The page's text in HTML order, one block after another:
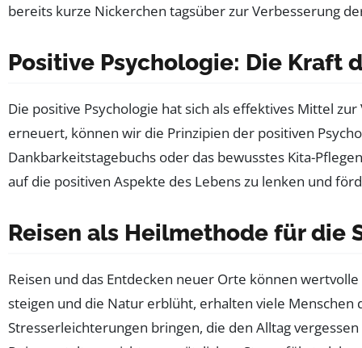
bereits kurze Nickerchen tagsüber zur Verbesserung
Positive Psychologie: Die Kraft
Die positive Psychologie hat sich als effektives Mittel
erneuert, können wir die Prinzipien der positiven
Dankbarkeitstagebuchs oder das bewusstes Kita-
auf die positiven Aspekte des Lebens zu lenken und
Reisen als Heilmethode für die
Reisen und das Entdecken neuer Orte können
steigen und die Natur erblüht, erhalten viele Menschen
Stresserleichterungen bringen, die den Alltag